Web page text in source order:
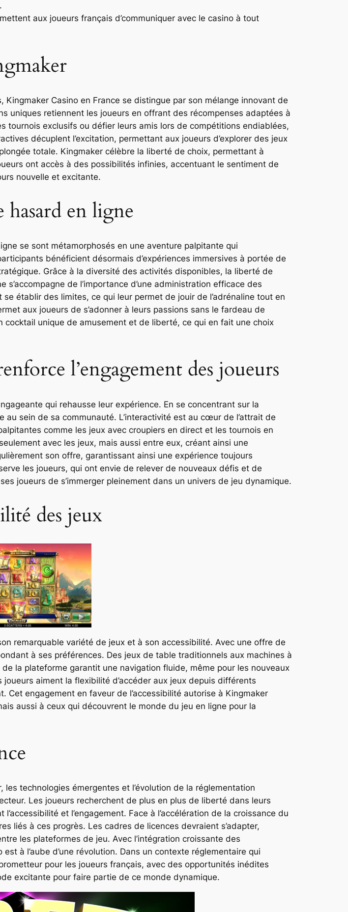
aux joueurs français d’communiquer avec le casino à tout
Casino en France se distingue par son mélange innovant de
uniques retiennent les joueurs en offrant des récompenses adaptées à
tournois exclusifs ou défier leurs amis lors de compétitions endiablées,
décuplent l’excitation, permettant aux joueurs d’explorer des jeux
totale. Kingmaker célèbre la liberté de choix, permettant à
ont accès à des possibilités infinies, accentuant le sentiment de
nouvelle et excitante.
hasard en ligne
se sont métamorphosés en une aventure palpitante qui
bénéficient désormais d’expériences immersives à portée de
Grâce à la diversité des activités disponibles, la liberté de
de l’importance d’une administration efficace des
établir des limites, ce qui leur permet de jouir de l’adrénaline tout en
aux joueurs de s’adonner à leurs passions sans le fardeau de
unique de amusement et de liberté, ce qui en fait une choix
l’engagement des joueurs
qui rehausse leur expérience. En se concentrant sur la
sein de sa communauté. L’interactivité est au cœur de l’attrait de
comme les jeux avec croupiers en direct et les tournois en
avec les jeux, mais aussi entre eux, créant ainsi une
son offre, garantissant ainsi une expérience toujours
les joueurs, qui ont envie de relever de nouveaux défis et de
joueurs de s’immerger pleinement dans un univers de jeu dynamique.
des jeux
remarquable variété de jeux et à son accessibilité. Avec une offre de
à ses préférences. Des jeux de table traditionnels aux machines à
la plateforme garantit une navigation fluide, même pour les nouveaux
aiment la flexibilité d’accéder aux jeux depuis différents
engagement en faveur de l’accessibilité autorise à Kingmaker
aussi à ceux qui découvrent le monde du jeu en ligne pour la
technologies émergentes et l’évolution de la réglementation
Les joueurs recherchent de plus en plus de liberté dans leurs
et l’engagement. Face à l’accélération de la croissance du
liés à ces progrès. Les cadres de licences devraient s’adapter,
les plateformes de jeu. Avec l’intégration croissante des
à l’aube d’une révolution. Dans un contexte réglementaire qui
pour les joueurs français, avec des opportunités inédites
excitante pour faire partie de ce monde dynamique.